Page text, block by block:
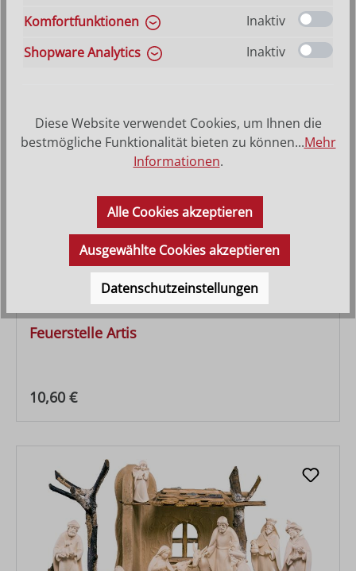
Krippenset Artis mit Stall Nr. 4707 17-teilig
Feuerstelle Artis
Regulärer Preis:
10,60 €
Komfortfunktionen
Inaktiv
Shopware Analytics
Inaktiv
Diese Website verwendet Cookies, um Ihnen die
bestmögliche Funktionalität bieten zu können...Mehr
Informationen.
Alle Cookies akzeptieren
Ausgewählte Cookies akzeptieren
Datenschutzeinstellungen